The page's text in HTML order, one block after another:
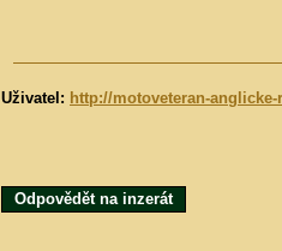
Uživatel: http://motoveteran-
Odpovědět na inzerát